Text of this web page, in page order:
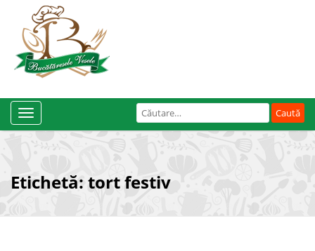
Caută
după:
Toggle
Navigation
Etichetă: tort festiv